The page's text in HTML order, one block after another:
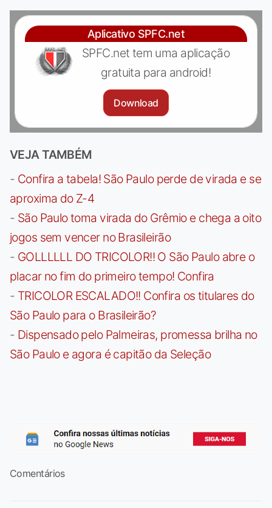
Aplicativo SPFC.net
SPFC.net tem uma aplicação
gratuita para android!
Download
VEJA TAMBÉM
- Confira a tabela! São Paulo perde de virada e se
aproxima do Z-4
- São Paulo toma virada do Grêmio e chega a oito
jogos sem vencer no Brasileirão
- GOLLLLLL DO TRICOLOR!! O São Paulo abre o
placar no fim do primeiro tempo! Confira
- TRICOLOR ESCALADO!! Confira os titulares do
São Paulo para o Brasileirão?
- Dispensado pelo Palmeiras, promessa brilha no
São Paulo e agora é capitão da Seleção
Comentários